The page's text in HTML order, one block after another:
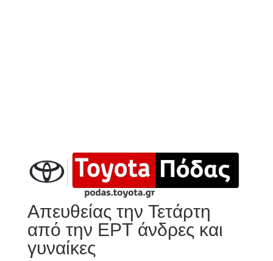
Απευθείας την Τετάρτη
από την ΕΡΤ άνδρες και
γυναίκες